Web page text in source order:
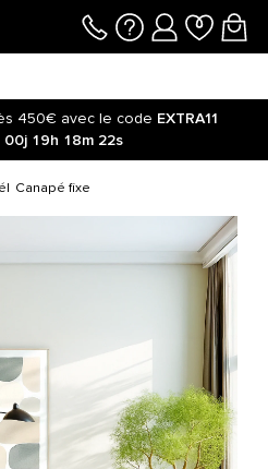
450€ avec le code EXTRA11
00j 19h 18m 22s
Canapé fixe